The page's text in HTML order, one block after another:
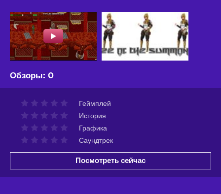
Обзоры: 0
Геймплей
История
Графика
Саундтрек
Посмотреть сейчас